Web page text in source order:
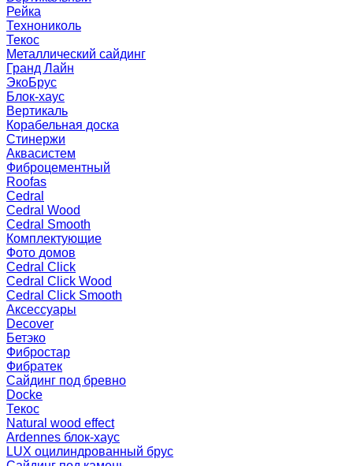
Рейка
Технониколь
Текос
Металлический сайдинг
Гранд Лайн
ЭкоБрус
Блок-хаус
Вертикаль
Корабельная доска
Стинержи
Аквасистем
Фиброцементный
Roofas
Cedral
Cedral Wood
Cedral Smooth
Комплектующие
Фото домов
Cedral Click
Cedral Click Wood
Cedral Click Smooth
Аксессуары
Decover
Бетэко
Фибростар
Фибратек
Сайдинг под бревно
Docke
Текос
Natural wood effect
Ardennes блок-хаус
LUX оцилиндрованный брус